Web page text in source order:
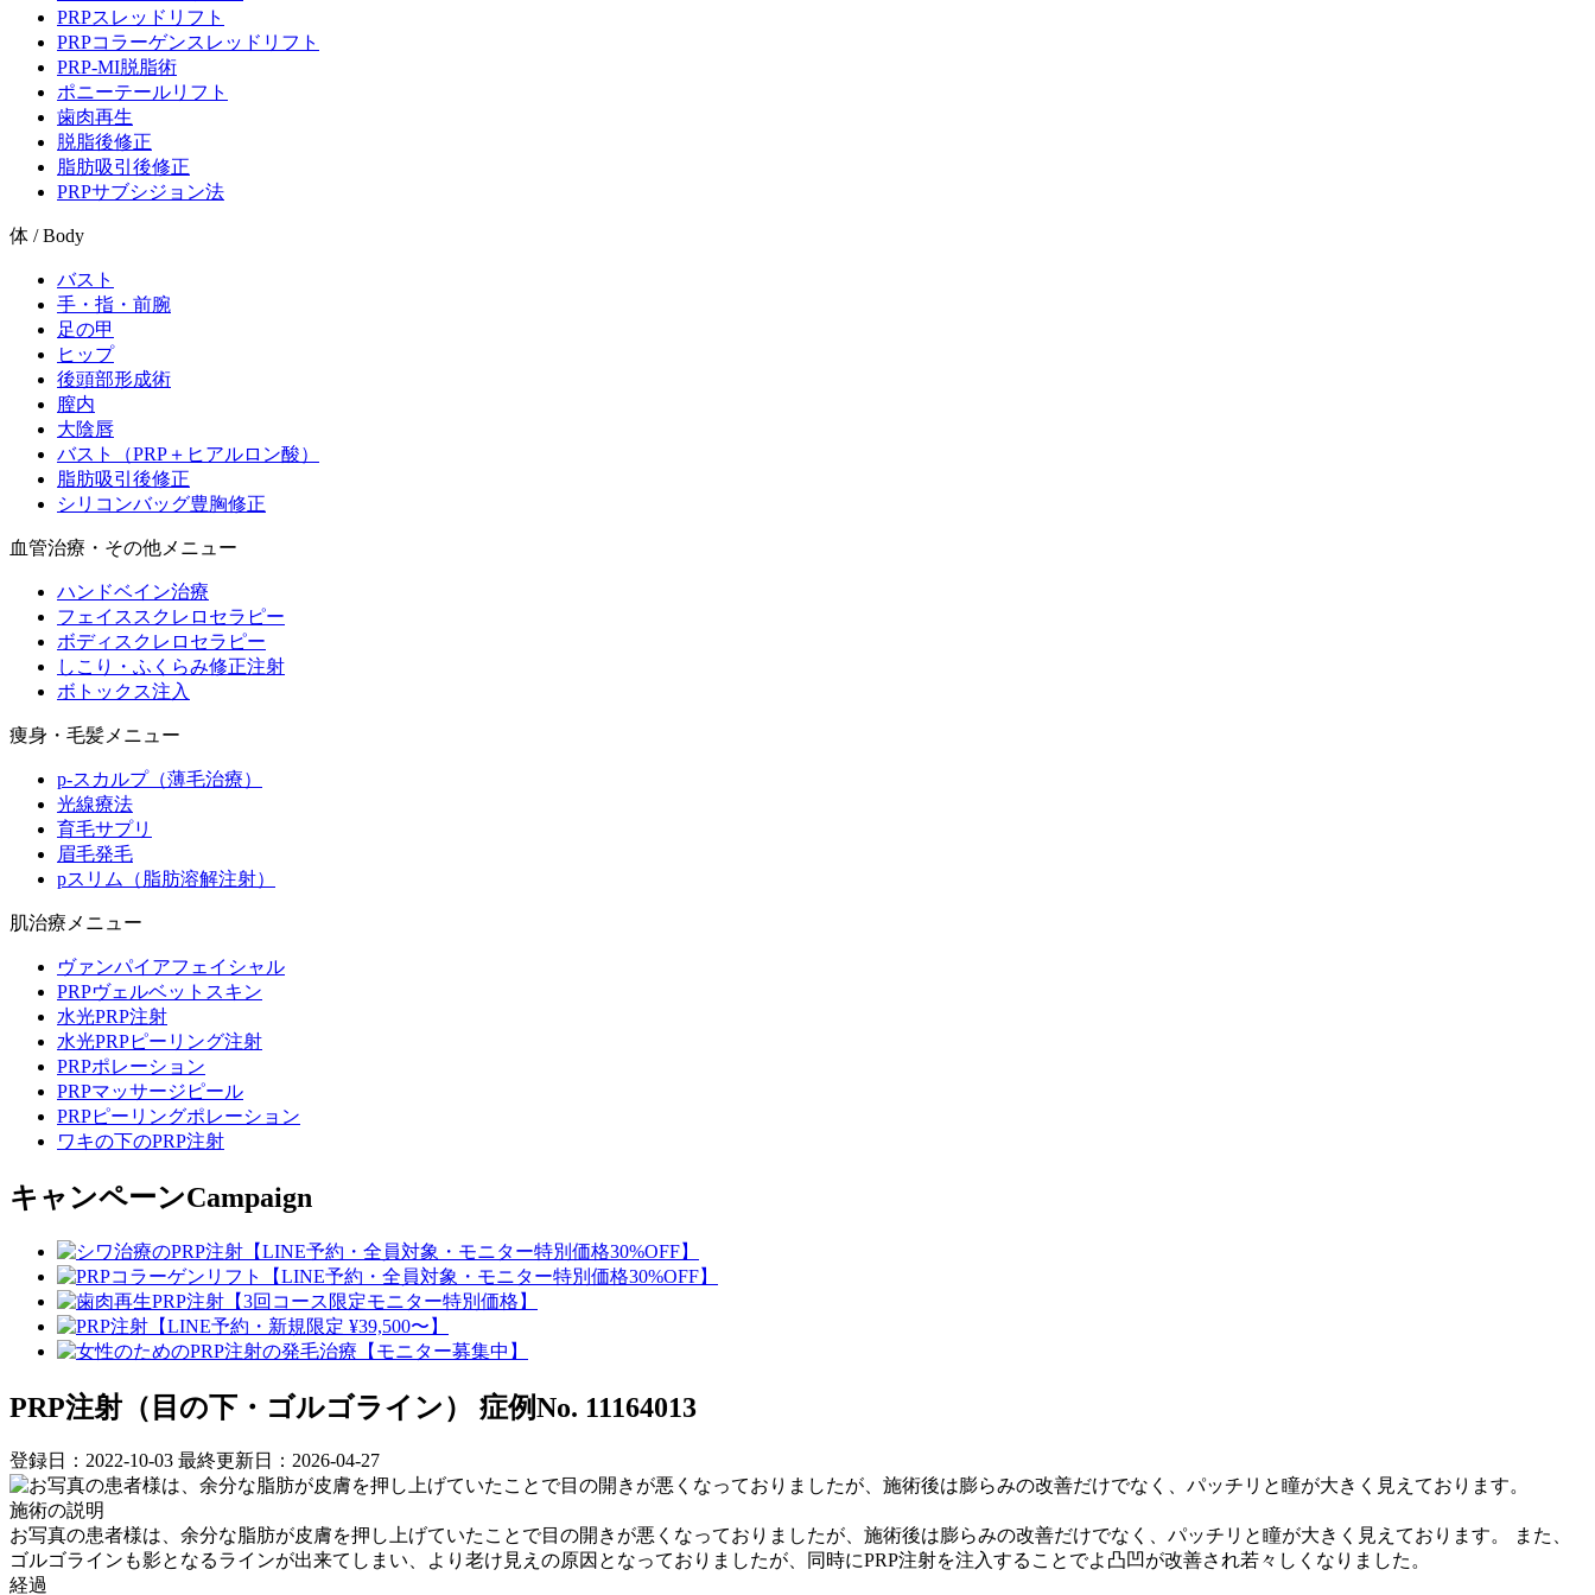
PRPスレッドリフト
PRPコラーゲンスレッドリフト
PRP-MI脱脂術
ポニーテールリフト
歯肉再生
脱脂後修正
脂肪吸引後修正
PRPサブシジョン法
体 / Body
バスト
手・指・前腕
足の甲
ヒップ
後頭部形成術
膣内
大陰唇
バスト（PRP＋ヒアルロン酸）
脂肪吸引後修正
シリコンバッグ豊胸修正
血管治療・その他メニュー
ハンドベイン治療
フェイススクレロセラピー
ボディスクレロセラピー
しこり・ふくらみ修正注射
ボトックス注入
痩身・毛髪メニュー
p-スカルプ（薄毛治療）
光線療法
育毛サプリ
眉毛発毛
pスリム（脂肪溶解注射）
肌治療メニュー
ヴァンパイアフェイシャル
PRPヴェルベットスキン
水光PRP注射
水光PRPピーリング注射
PRPポレーション
PRPマッサージピール
PRPピーリングポレーション
ワキの下のPRP注射
キャンペーンCampaign
PRP注射（目の下・ゴルゴライン） 症例No. 11164013
登録日：2022-10-03 最終更新日：2026-04-27
施術の説明
お写真の患者様は、余分な脂肪が皮膚を押し上げていたことで目の開きが悪くなっておりましたが、施術後は膨らみの改善だけでなく、パッチリと瞳が大きく見えております。⁡ また、
ゴルゴラインも影となるラインが出来てしまい、より老け見えの原因となっておりましたが、同時にPRP注射を注入することでよ凸凹が改善され若々しくなりました。
経過